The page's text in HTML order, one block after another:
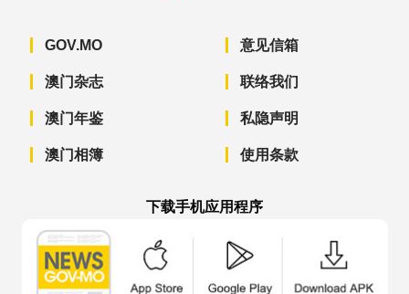
GOV.MO
澳门杂志
澳门年鉴
澳门相簿
意见信箱
联络我们
私隐声明
使用条款
下载手机应用程序